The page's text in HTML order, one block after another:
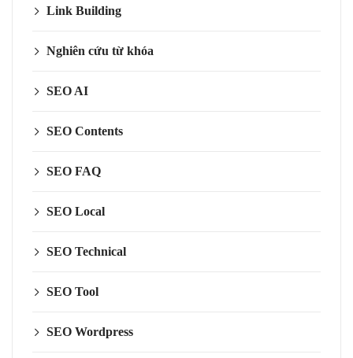
Link Building
Nghiên cứu từ khóa
SEO AI
SEO Contents
SEO FAQ
SEO Local
SEO Technical
SEO Tool
SEO Wordpress